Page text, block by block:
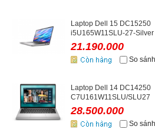
Laptop Dell 15 DC15250
i5U165W11SLU-27-Silver
21.190.000
So sánh
Laptop Dell 14 DC14250
C7U161W11SLU/SLU27
28.500.000
So sánh